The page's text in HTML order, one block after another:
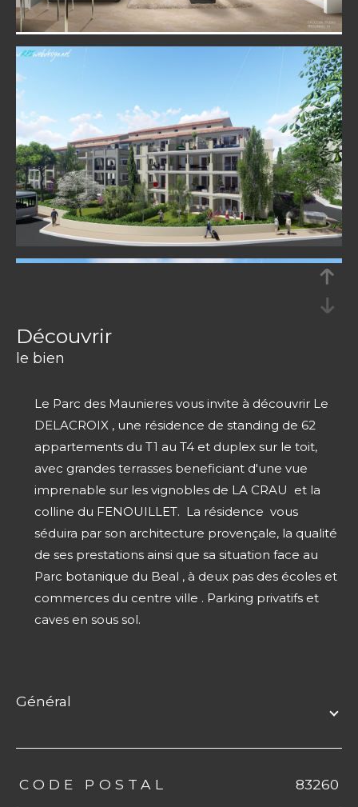
découvrir
le bien
Le Parc des Maunieres vous invite à découvrir Le
DELACROIX , une résidence de standing de 62
appartements du T1 au T4 et duplex sur le toit,
avec grandes terrasses beneficiant d'une vue
imprenable sur les vignobles de LA CRAU et la
colline du FENOUILLET. La résidence vous
séduira par son architecture provençale, la qualité
de ses prestations ainsi que sa situation face au
Parc botanique du Beal , à deux pas des écoles et
commerces du centre ville . Parking privatifs et
caves en sous sol.
général
TRAD_ZEPHYR_Caracteristique TRAD_ZEPHYR_Valeurs
CODE POSTAL 83260